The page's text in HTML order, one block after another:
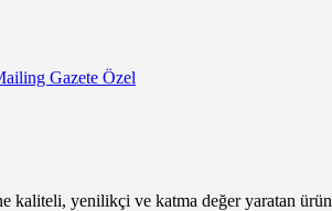
Gazete Özel
kaliteli, yenilikçi ve katma değer yaratan